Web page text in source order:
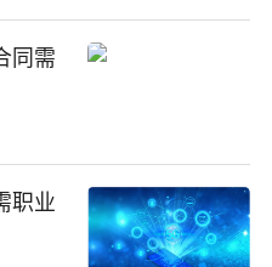
同需
职业